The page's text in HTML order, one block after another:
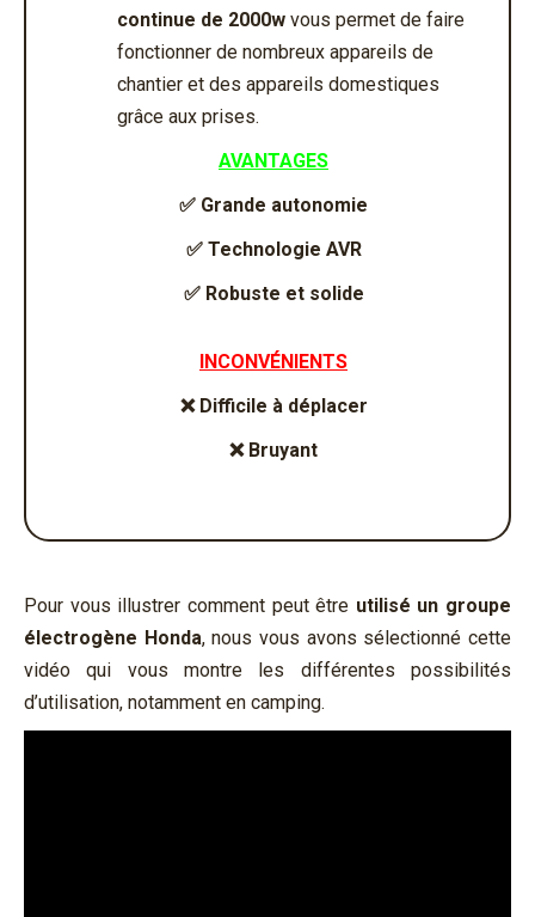
continue de 2000w vous permet de faire
fonctionner de nombreux appareils de
chantier et des appareils domestiques
grâce aux prises.
AVANTAGES
✅ Grande autonomie
✅ Technologie AVR
✅ Robuste et solide
INCONVÉNIENTS
❌ Difficile à déplacer
❌ Bruyant
Pour vous illustrer comment peut être utilisé un groupe
électrogène Honda, nous vous avons sélectionné cette
vidéo qui vous montre les différentes possibilités
d’utilisation, notamment en camping.